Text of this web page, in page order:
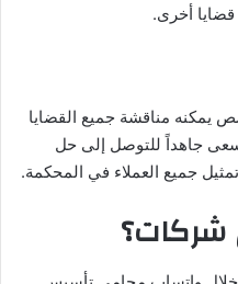
أخرى.
مناقشة جميع القضايا
جاهداً للتوصل إلى حل
جميع العملاء في المحكمة.